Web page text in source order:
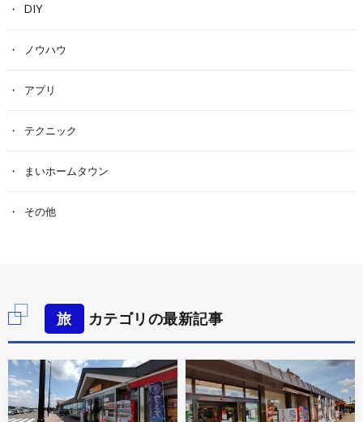
DIY
ノウハウ
アプリ
テクニック
まいホームタウン
その他
旅 カテゴリの最新記事